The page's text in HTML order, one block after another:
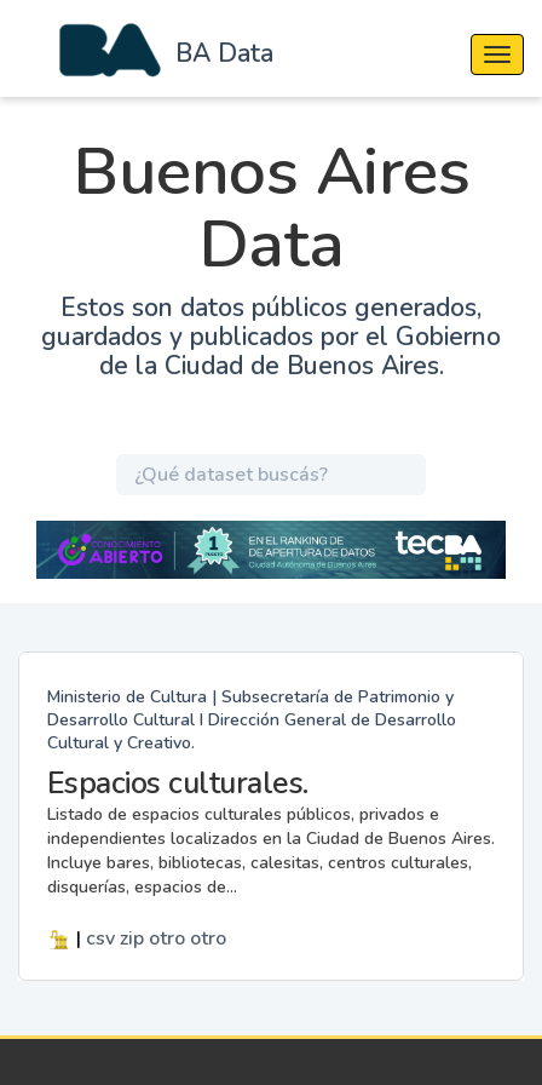
BA Data
Buenos Aires
Data
Estos son datos públicos generados,
guardados y publicados por el Gobierno
de la Ciudad de Buenos Aires.
Ministerio de Cultura | Subsecretaría de Patrimonio y
Desarrollo Cultural I Dirección General de Desarrollo
Cultural y Creativo.
Espacios culturales.
Listado de espacios culturales públicos, privados e
independientes localizados en la Ciudad de Buenos Aires.
Incluye bares, bibliotecas, calesitas, centros culturales,
disquerías, espacios de...
| csv zip otro otro